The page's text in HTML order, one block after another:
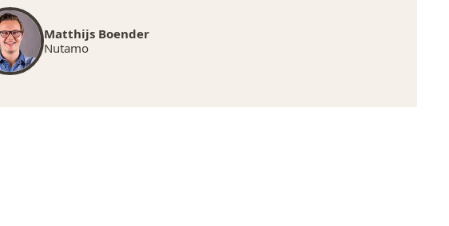
Matthijs Boender
Nutamo